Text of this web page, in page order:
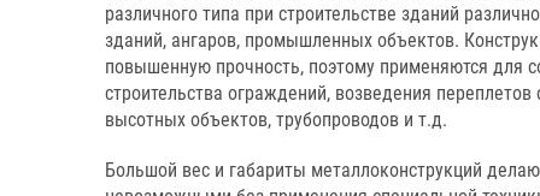
различного типа при строительстве зданий
зданий, ангаров, промышленных объектов.
повышенную прочность, поэтому применяются для
строительства ограждений, возведения
высотных объектов, трубопроводов и т.д.
Большой вес и габариты металлоконструкций